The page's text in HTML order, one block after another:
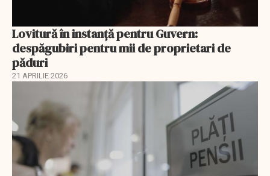
Lovitură în instanță pentru Guvern:
despăgubiri pentru mii de proprietari de
păduri
21 APRILIE 2026